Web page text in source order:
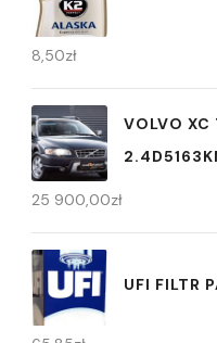
8,50zł
VOLVO XC
25 900,00zł
UFI FILTR